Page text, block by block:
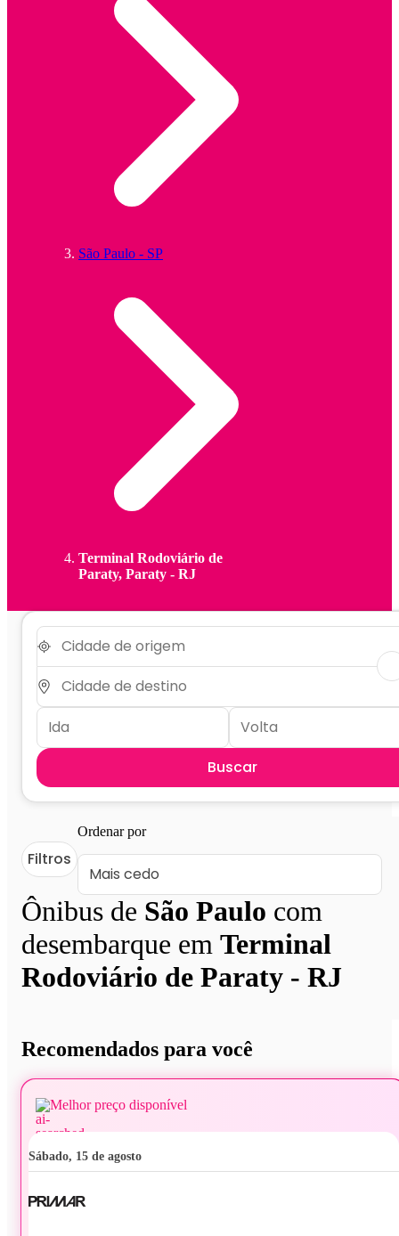
São Paulo - SP
Terminal Rodoviário de
Paraty, Paraty - RJ
Buscar
Ônibus de São Paulo com
desembarque em Terminal
Rodoviário de Paraty - RJ
Filtros
Ordenar por
Recomendados para você
Melhor preço disponível
sábado, 15 de agosto